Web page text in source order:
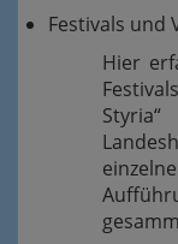
Festivals und
Hier